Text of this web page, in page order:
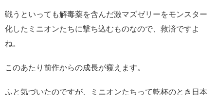
戦うといっても解毒薬を含んだ激マズゼリーをモンスター
化したミニオンたちに撃ち込むものなので、救済ですよ
ね。
このあたり前作からの成長が窺えます。
ふと気づいたのですが、ミニオンたちって乾杯のとき日本